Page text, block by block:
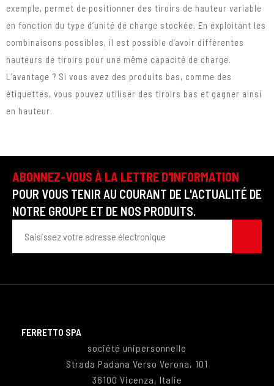
exemple, permet de positionner des tiroirs de hauteur variable
en fonction du type d’unité de charge stockée. En exploitant les
combinaisons possibles, il est possible d’avoir différentes
hauteurs de tiroirs pour une même capacité de charge.
L’avantage ? Si vous avez des produits bas, comme des
étiquettes, vous pouvez utiliser des tiroirs bas et gagner ainsi
en hauteur.
ABONNEZ-VOUS À LA LETTRE D'INFORMATION
POUR VOUS TENIR AU COURANT DE L'ACTUALITÉ DE
NOTRE GROUPE ET DE NOS PRODUITS.
FERRETTO SPA
société unipersonnelle
Strada Padana Verso Verona, 101
36100 Vicenza, Italie